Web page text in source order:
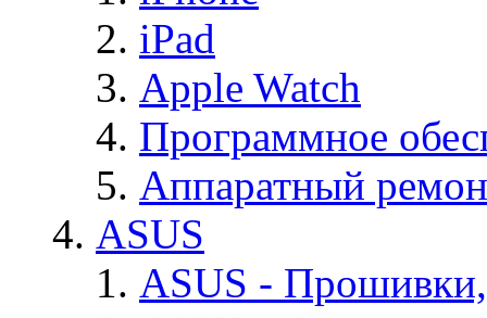
iPad
Apple Watch
Программное
Аппаратный
ASUS
ASUS -